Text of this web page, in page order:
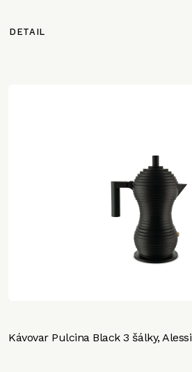
DETAIL
Kávovar Pulcina Black 3 šálky, Alessi